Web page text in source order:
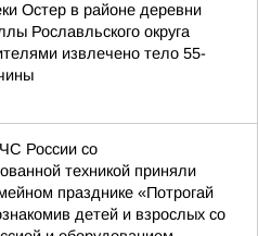
Остер в районе деревни
Рославльского округа
извлечено тело 55-
России со
техникой приняли
празднике «Потрогай
детей и взрослых со